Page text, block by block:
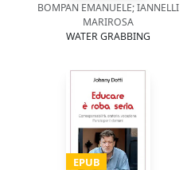
BOMPAN EMANUELE; IANNELLI
MARIROSA
WATER GRABBING
EPUB